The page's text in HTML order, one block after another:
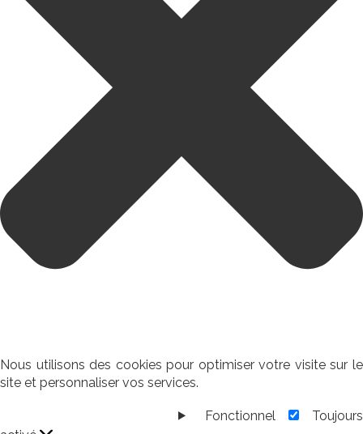
Nous utilisons des cookies pour optimiser votre visite sur le
site et personnaliser vos services.
Fonctionnel
Toujours